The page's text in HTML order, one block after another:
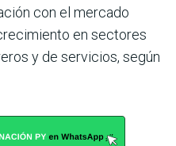
con el mercado
en sectores
y de servicios, según